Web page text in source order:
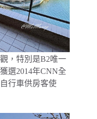
，特別是B2唯一
選2014年CNN全
行車供房客使